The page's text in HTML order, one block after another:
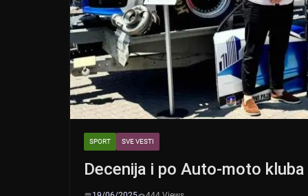
SPORT SVE VESTI
Decenija i po Auto-moto